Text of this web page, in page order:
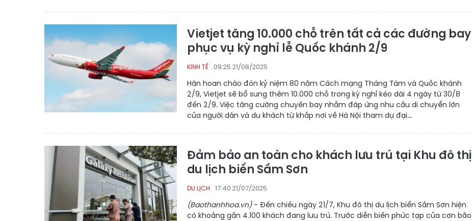
Vietjet tăng 10.000 chỗ trên tất cả các đường bay
phục vụ kỳ nghỉ lễ Quốc khánh 2/9
KINH TẾ 09:25 21/08/2025
Hân hoan chào đón kỷ niệm 80 năm Cách mạng Tháng Tám và Quốc khánh
2/9, Vietjet sẽ bổ sung thêm 10.000 chỗ trong kỳ nghỉ kéo dài 4 ngày từ 30/8
đến 2/9. Việc tăng cường chuyến bay nhằm đáp ứng nhu cầu di chuyển lớn
của người dân và du khách từ khắp nơi về Hà Nội tham dự đại...
Đảm bảo an toàn cho khách lưu trú tại Khu đô thị
du lịch biển Sầm Sơn
DU LỊCH 17:40 21/07/2025
(Baothanhhoa.vn)- Đến chiều ngày 21/7, Khu đô thị du lịch biển Sầm Sơn hiện
có khoảng gần 4.100 khách đang lưu trú. Trước diễn biến phức tạp của cơn bão